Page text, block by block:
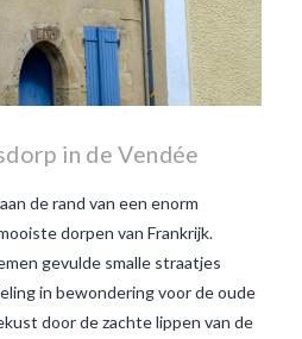
in de Vendée
de rand van een enorm
dorpen van Frankrijk.
gevulde smalle straatjes
in bewondering voor de oude
door de zachte lippen van de